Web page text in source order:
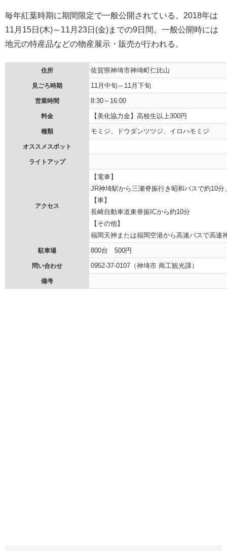
毎年紅葉時期に期間限定で一般公開されている。2018年は
11月15日(木)～11月23日(金)までの9日間。一般公開時には
地元の特産品などの物産展示・販売が行われる。
住所 佐賀県神埼市神埼町仁比山
見ごろ時期 11月中旬～11月下旬
営業時間 8:30～16:00
料金 【美化協力金】高校生以上300円
種類 モミジ、ドウダンツツジ、イロハモミジ
オススメスポット
ライトアップ
アクセス
【電車】
JR神埼駅から三瀬脊振行き昭和バスで約10
【車】
長崎自動車道東脊振ICから約10分
【その他】
福岡天神または福岡空港から高速バスで高速
駐車場 800台 500円
問い合わせ 0952-37-0107（神埼市 商工観光課）
備考